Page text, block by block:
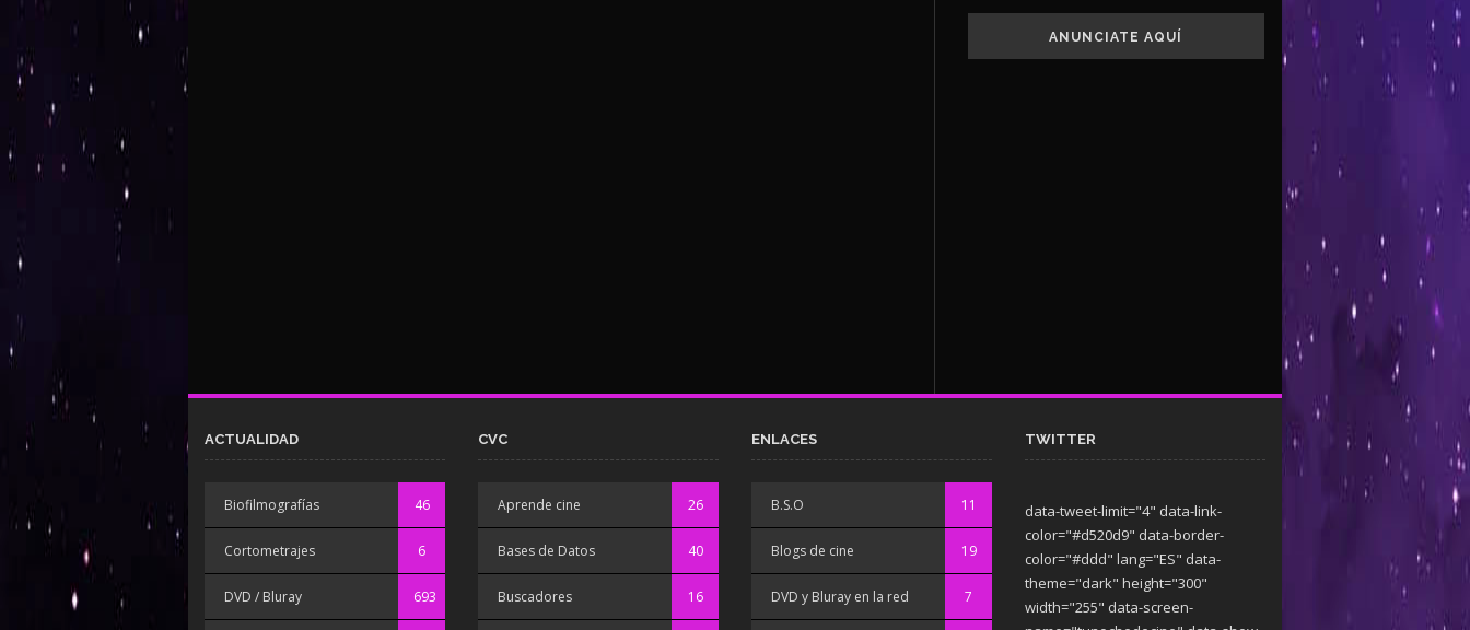
ANUNCIATE AQUÍ
ACTUALIDAD
Biofilmografías 46
Cortometrajes 6
DVD / Bluray 693
CVC
Aprende cine 26
Bases de Datos 40
Buscadores 16
ENLACES
B.S.O 11
Blogs de cine 19
DVD y Bluray en la red 7
TWITTER
data-tweet-limit="4" data-link-
color="#d520d9" data-border-
color="#ddd" lang="ES" data-
theme="dark" height="300"
width="255" data-screen-